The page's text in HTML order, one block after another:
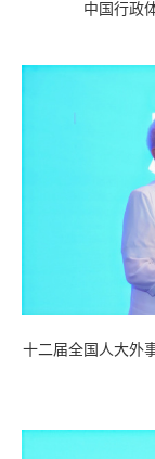
中国行政
十二届全国人大外